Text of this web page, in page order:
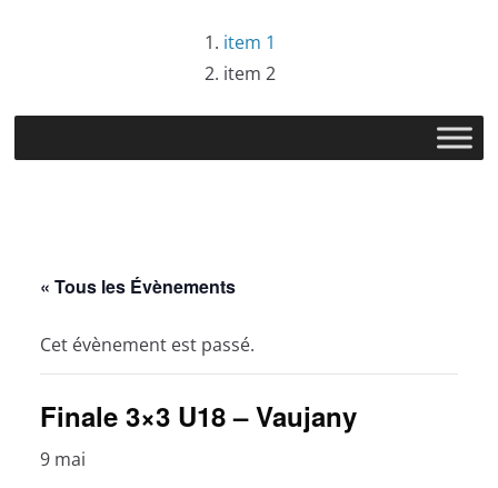
item 1
item 2
« Tous les Évènements
Cet évènement est passé.
Finale 3×3 U18 – Vaujany
9 mai